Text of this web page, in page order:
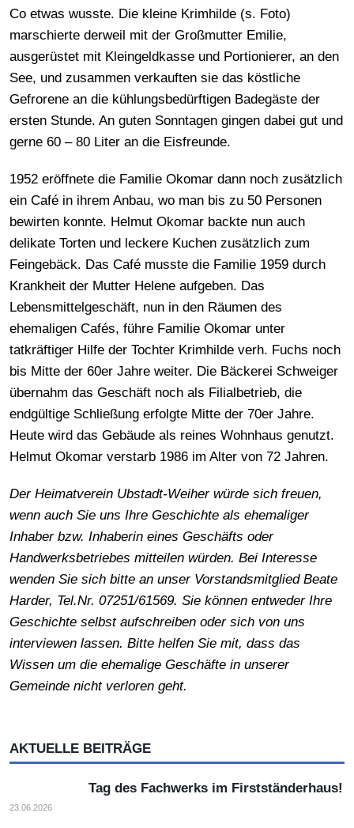
Co etwas wusste. Die kleine Krimhilde (s. Foto)
marschierte derweil mit der Großmutter Emilie,
ausgerüstet mit Kleingeldkasse und Portionierer, an den
See, und zusammen verkauften sie das köstliche
Gefrorene an die kühlungsbedürftigen Badegäste der
ersten Stunde. An guten Sonntagen gingen dabei gut und
gerne 60 – 80 Liter an die Eisfreunde.
1952 eröffnete die Familie Okomar dann noch zusätzlich
ein Café in ihrem Anbau, wo man bis zu 50 Personen
bewirten konnte. Helmut Okomar backte nun auch
delikate Torten und leckere Kuchen zusätzlich zum
Feingebäck. Das Café musste die Familie 1959 durch
Krankheit der Mutter Helene aufgeben. Das
Lebensmittelgeschäft, nun in den Räumen des
ehemaligen Cafés, führe Familie Okomar unter
tatkräftiger Hilfe der Tochter Krimhilde verh. Fuchs noch
bis Mitte der 60er Jahre weiter. Die Bäckerei Schweiger
übernahm das Geschäft noch als Filialbetrieb, die
endgültige Schließung erfolgte Mitte der 70er Jahre.
Heute wird das Gebäude als reines Wohnhaus genutzt.
Helmut Okomar verstarb 1986 im Alter von 72 Jahren.
Der Heimatverein Ubstadt-Weiher würde sich freuen,
wenn auch Sie uns Ihre Geschichte als ehemaliger
Inhaber bzw. Inhaberin eines Geschäfts oder
Handwerksbetriebes mitteilen würden. Bei Interesse
wenden Sie sich bitte an unser Vorstandsmitglied Beate
Harder, Tel.Nr. 07251/61569. Sie können entweder Ihre
Geschichte selbst aufschreiben oder sich von uns
interviewen lassen. Bitte helfen Sie mit, dass das
Wissen um die ehemalige Geschäfte in unserer
Gemeinde nicht verloren geht.
AKTUELLE BEITRÄGE
Tag des Fachwerks im Firstständerhaus!
23.06.2026